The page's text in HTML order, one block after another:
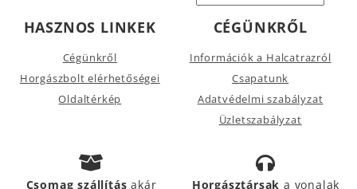
HASZNOS LINKEK
Cégünkről
Horgászbolt elérhetőségei
Oldaltérkép
CÉGÜNKRŐL
Információk a Halcatrazról
Csapatunk
Adatvédelmi szabályzat
Üzletszabályzat
Csomag szállításakár
Horgásztársak a vonalak